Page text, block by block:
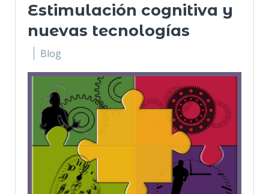
Estimulación cognitiva y
nuevas tecnologías
Blog